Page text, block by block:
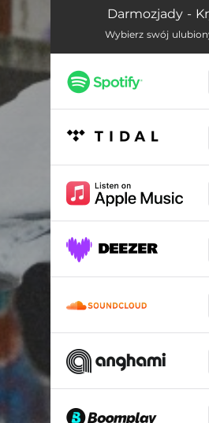
Raz dwa trzy
Asymetryczna
Schizofrenia
Ona
Bezsilność
Piach i wiatr
Spalone pokolenie
Darmozjady -
Wybierz swój